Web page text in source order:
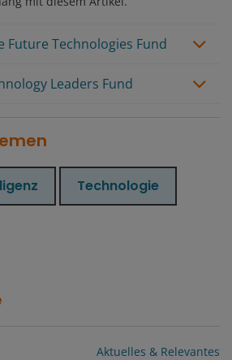
Future Technologies Fund
Leaders Fund
Technologie
Aktuelles & Relevantes